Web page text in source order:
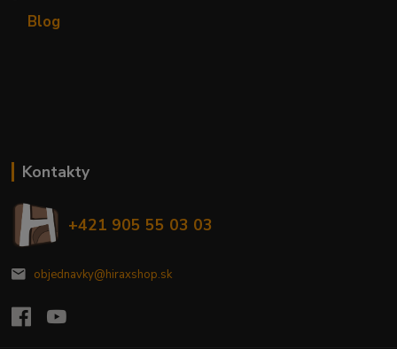
Blog
Kontakty
+421 905 55 03 03
objednavky@hiraxshop.sk